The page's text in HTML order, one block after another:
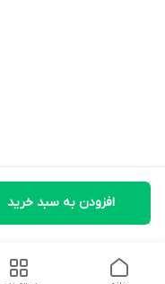
افزودن به سبد خرید